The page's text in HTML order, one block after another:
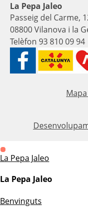
La Pepa Jaleo
Passeig del Carme,
08800 Vilanova i la
Telèfon 93 810 09 94
La Pepa Jaleo
La Pepa Jaleo
Benvinguts